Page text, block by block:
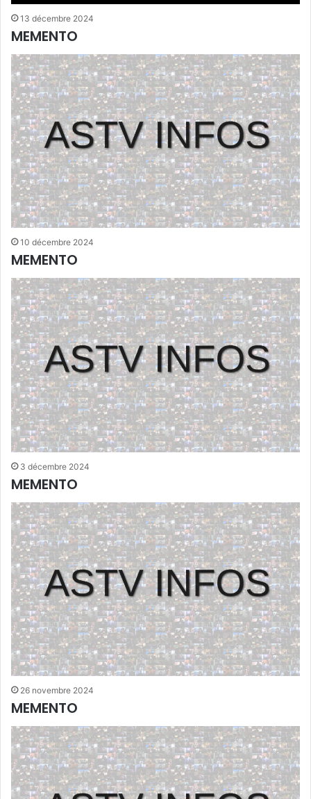
13 décembre 2024
MEMENTO
10 décembre 2024
MEMENTO
3 décembre 2024
MEMENTO
26 novembre 2024
MEMENTO